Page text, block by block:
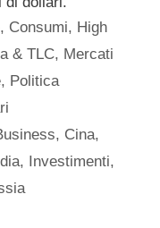
, Consumi, High
& TLC, Mercati
, Politica
, Cina,
, Investimenti,